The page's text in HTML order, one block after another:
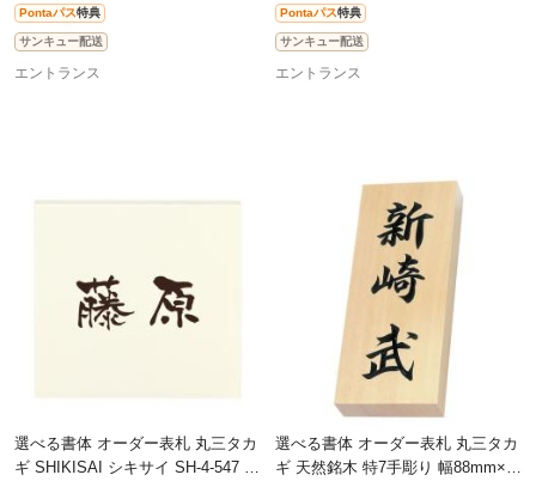
Pontaパス特典
サンキュー配送
エントランス
Pontaパス特典
サンキュー配送
エントランス
選べる書体 オーダー表札 丸三タカ
ギ SHIKISAI シキサイ SH-4-547 幅
選べる書体 オーダー表札 丸三タカ
ギ 天然銘木 特7手彫り 幅88mm×高